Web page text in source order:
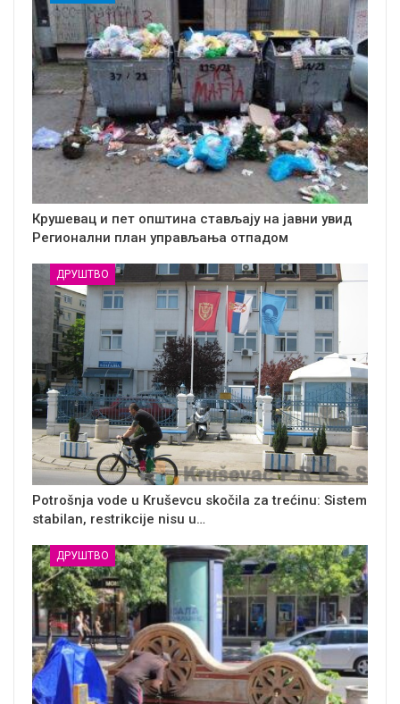
Крушевац и пет општина стављају на јавни увид
Регионални план управљања отпадом
ДРУШТВО
Potrošnja vode u Kruševcu skočila za trećinu: Sistem
stabilan, restrikcije nisu u…
ДРУШТВО